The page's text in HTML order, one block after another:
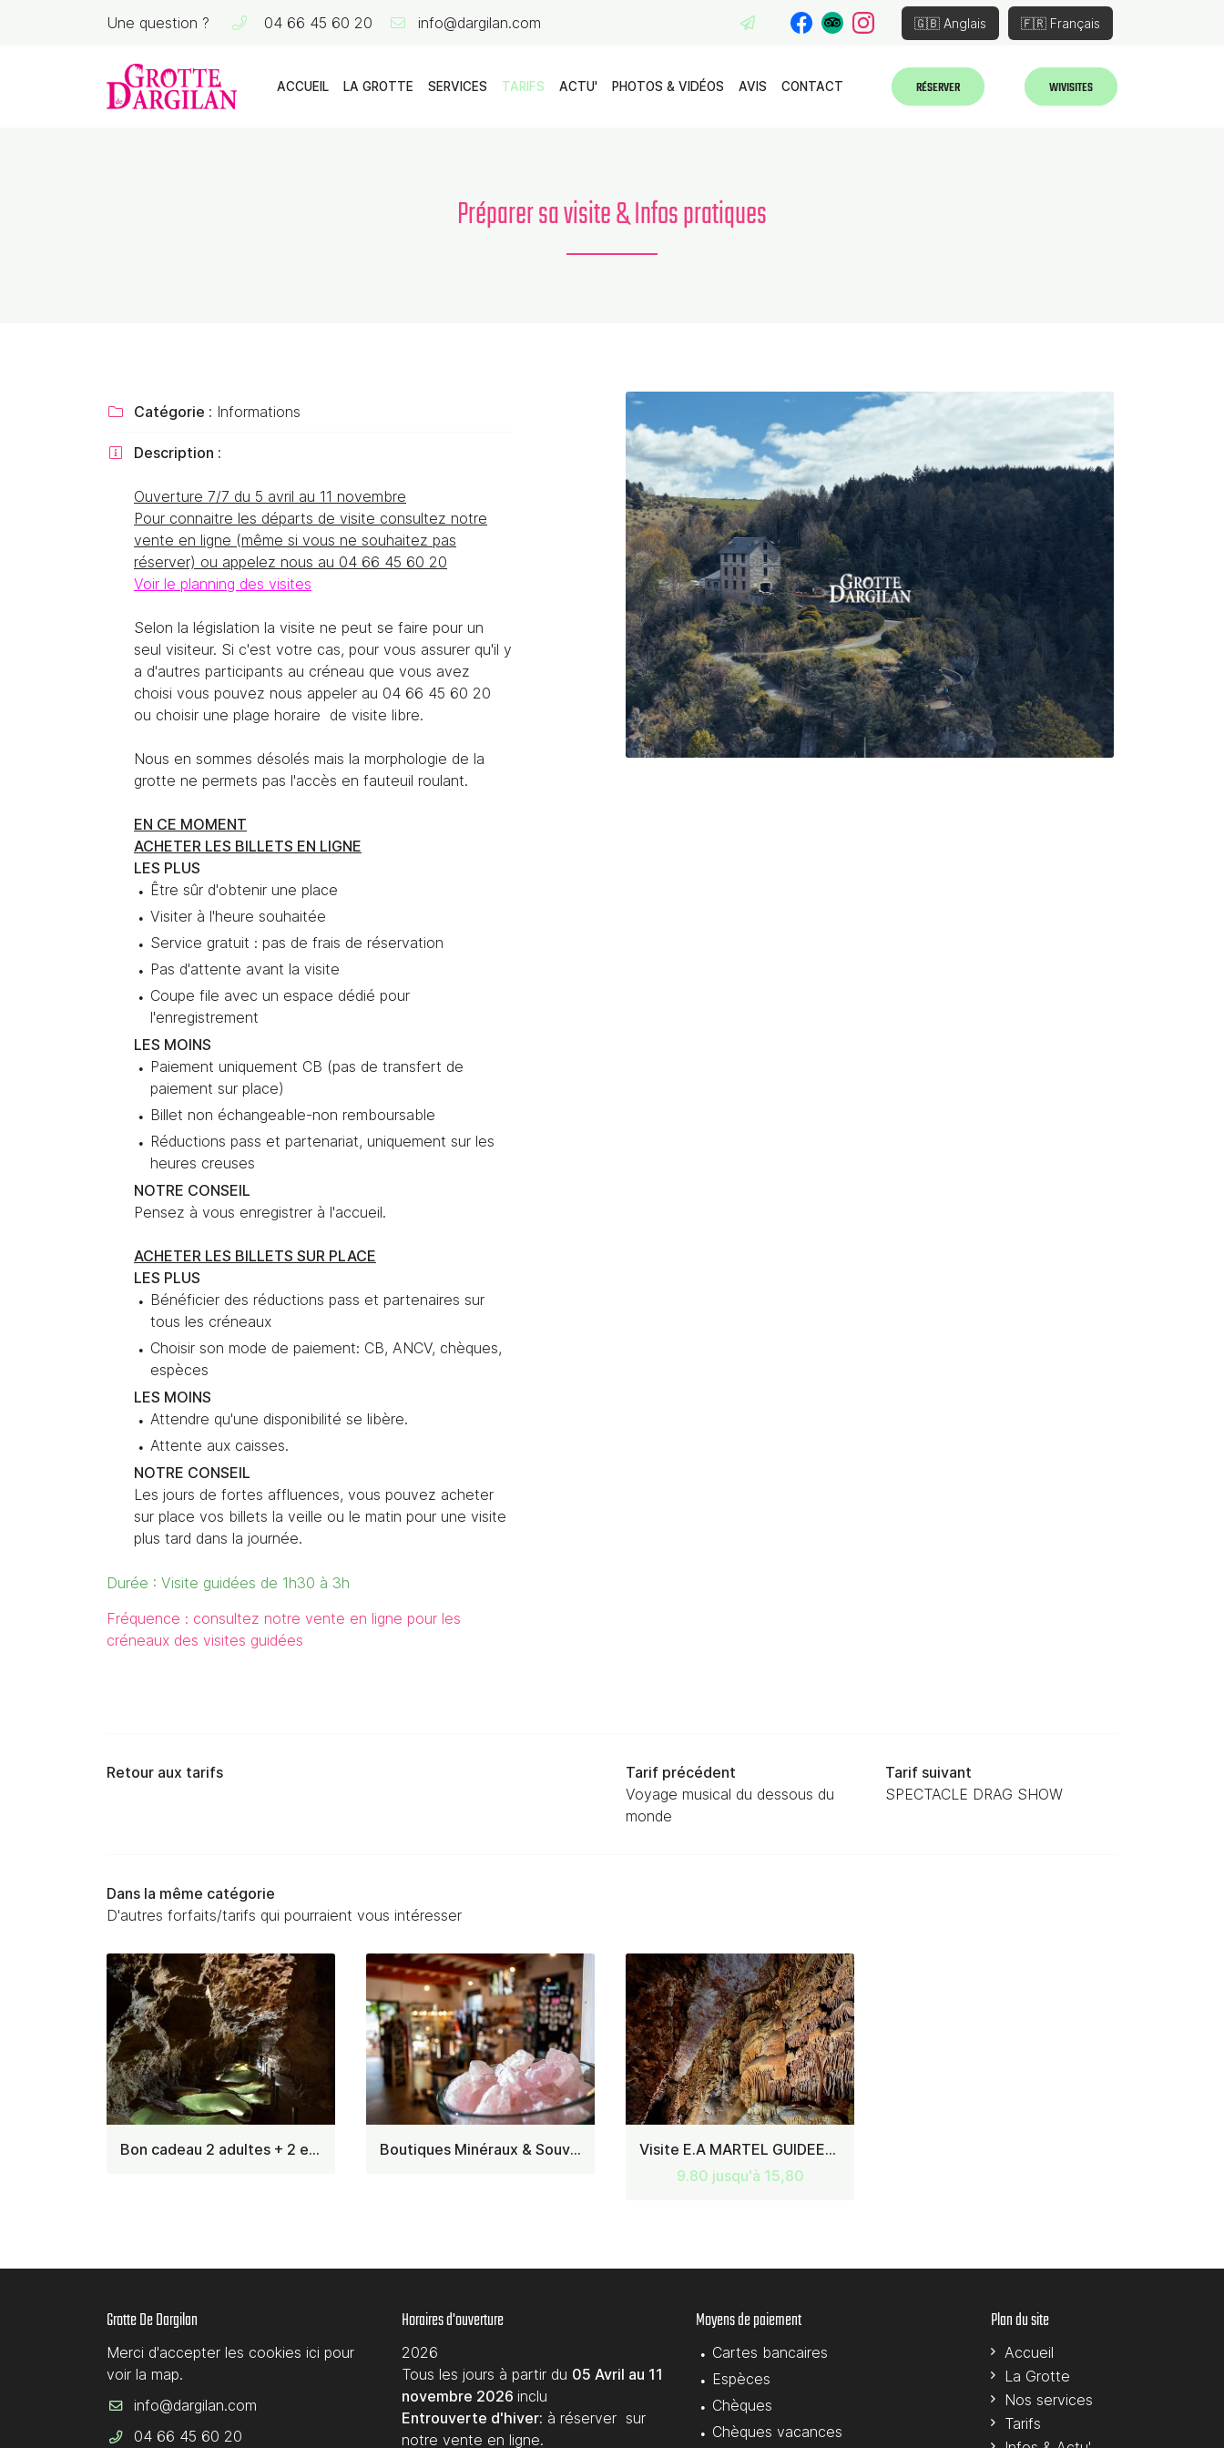
Une question ? 04 66 45 60 20 🇬🇧 Anglais 🇫🇷 Français
ACCUEIL LA GROTTE SERVICES TARIFS ACTU' PHOTOS & VIDÉOS AVIS CONTACT RÉSERVER WIVISITES
48150 MEYRUEIS
04 66 45 60 20
Recopier le code ci-contre
Rafraîchir le captcha
En cochant cette case, vous consentez à recevoir nos propositions
commerciales à l'adresse email indiqué ci-dessus. Vous pouvez vous désinscrire
le formulaire de désinscription
Inscription
Préparer sa visite & Infos pratiques
 Catégorie : Informations
 Description :
Ouverture 7/7 du 5 avril au 11 novembre
Pour connaitre les départs de visite consultez notre
vente en ligne (même si vous ne souhaitez pas
réserver) ou appelez nous au 04 66 45 60 20
Voir le planning des visites
Selon la législation la visite ne peut se faire pour un
seul visiteur. Si c'est votre cas, pour vous assurer qu'il y
a d'autres participants au créneau que vous avez
choisi vous pouvez nous appeler au 04 66 45 60 20
ou choisir une plage horaire de visite libre.
Nous en sommes désolés mais la morphologie de la
grotte ne permets pas l'accès en fauteuil roulant.
EN CE MOMENT
ACHETER LES BILLETS EN LIGNE
LES PLUS
Être sûr d'obtenir une place
Visiter à l'heure souhaitée
Service gratuit : pas de frais de réservation
Pas d'attente avant la visite
Coupe file avec un espace dédié pour
l'enregistrement
LES MOINS
Paiement uniquement CB (pas de transfert de
paiement sur place)
Billet non échangeable-non remboursable
Réductions pass et partenariat, uniquement sur les
heures creuses
NOTRE CONSEIL
Pensez à vous enregistrer à l'accueil.
ACHETER LES BILLETS SUR PLACE
LES PLUS
Bénéficier des réductions pass et partenaires sur
tous les créneaux
Choisir son mode de paiement: CB, ANCV, chèques,
espèces
LES MOINS
Attendre qu'une disponibilité se libère.
Attente aux caisses.
NOTRE CONSEIL
Les jours de fortes affluences, vous pouvez acheter
sur place vos billets la veille ou le matin pour une visite
plus tard dans la journée.
Durée : Visite guidées de 1h30 à 3h
Fréquence : consultez notre vente en ligne pour les
créneaux des visites guidées
Retour aux tarifs
Tarif précédent
Voyage musical du dessous du
monde
Tarif suivant
SPECTACLE DRAG SHOW
Dans la même catégorie
D'autres forfaits/tarifs qui pourraient vous intéresser
Bon cadeau 2 adultes + 2 enfants Boutiques Minéraux & Souvenirs
Visite E.A MARTEL GUIDEES: Tarif plein
9.80 jusqu'à 15,80
Grotte De Dargilan
Merci d'accepter les cookies ici pour
voir la map.
04 66 45 60 20
Horaires d'ouverture
2026
Tous les jours à partir du 05 Avril au 11
novembre 2026 inclu
Entrouverte d'hiver: à réserver sur
notre vente en ligne.
Moyens de paiement
Cartes bancaires
Espèces
Chèques
Chèques vacances
Plan du site
Accueil
La Grotte
Nos services
Tarifs